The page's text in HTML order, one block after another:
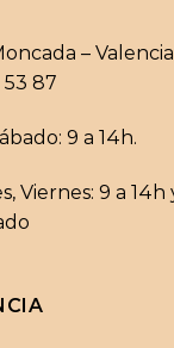
–
53 87
9 a 14h.
Viernes: 9 a 14h